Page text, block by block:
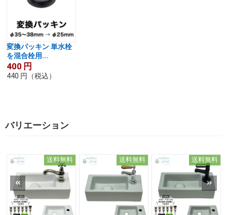
変換パッキン 単水栓
を混合栓用...
400 円
440 円 （税込）
バリエーション
送料無料 送料無料 送料無料